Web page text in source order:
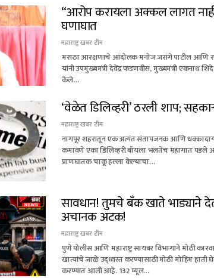
“आरोप करायला अक्कल लागत
घणाघात
महाराष्ट्र खबर टीम
मराठा आरक्षणाचे आंदोलक मनोज जरांगे पाटील आणि
यांनी उपमुख्यमंत्री देवेंद्र फडणवीस, मुख्यमंत्री एकनाथ
केले…
‘वेळेत डिलिव्हरी’ ठरली शाप;
महाराष्ट्र खबर टीम
नागपूर शहरातून एक अत्यंत संतापजनक आणि
कमावणे एका डिलिव्हरी बॉयला भलतेच महागात पडले
प्राणघातक चाकू हल्ला केल्याचा…
सावधान! तुमचे बँक खाते भाड्याने
अचानक अटक!
महाराष्ट्र खबर टीम
पुणे पोलीस आणि महाराष्ट्र सायबर विभागाने मोठी
खात्यांचे जाळे उद्ध्वस्त करण्यासाठी मोठी मोहिम
करण्यात आली आहे. 132 म्यूल…